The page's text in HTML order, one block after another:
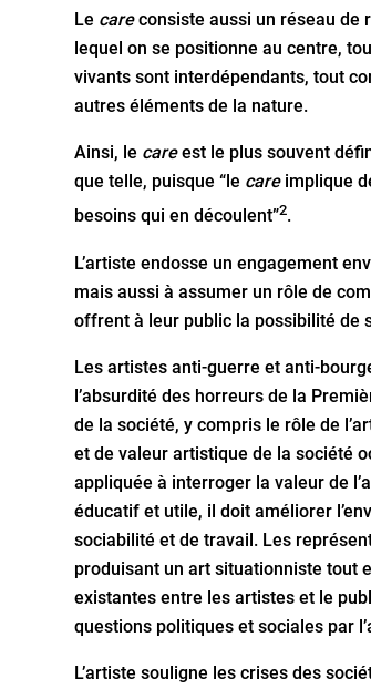
Le careconsiste aussi un réseau de
lequel on se positionne au centre,
vivants sont interdépendants, tout
autres éléments de la nature.
Ainsi, le careest le plus souvent
que telle, puisque “le careimplique
besoins qui en découlent”2.
L’artiste endosse un engagement
mais aussi à assumer un rôle de
offrent à leur public la possibilité de
Les artistes anti-guerre et anti-
l’absurdité des horreurs de la
de la société, y compris le rôle de
et de valeur artistique de la société
appliquée à interroger la valeur de
éducatif et utile, il doit améliorer
sociabilité et de travail. Les
produisant un art situationniste tout
existantes entre les artistes et le
questions politiques et sociales par
L’artiste souligne les crises des